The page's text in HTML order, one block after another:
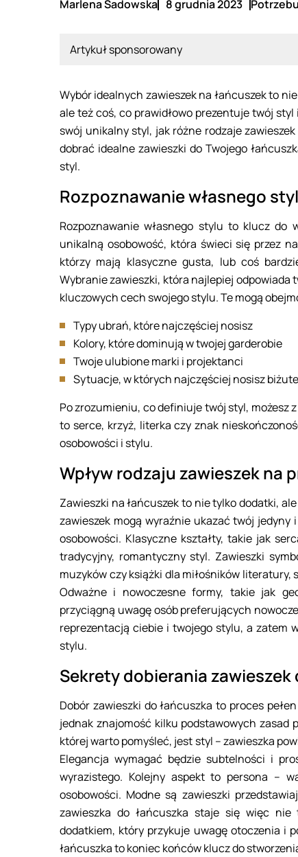
Marlena Sadowska 8 grudnia 2023
Artykuł sponsorowany
Wybór idealnych zawieszek na łańcuszek to
ale też coś, co prawidłowo prezentuje twój
swój unikalny styl, jak różne rodzaje
dobrać idealne zawieszki do Twojego
styl.
Rozpoznawanie własnego
Rozpoznawanie własnego stylu to klucz do
unikalną osobowość, która świeci się przez
którzy mają klasyczne gusta, lub coś
Wybranie zawieszki, która najlepiej odpowiada
kluczowych cech swojego stylu. Te mogą
Typy ubrań, które najczęściej nosisz
Kolory, które dominują w twojej garderobie
Twoje ulubione marki i projektanci
Sytuacje, w których najczęściej nosisz
Po zrozumieniu, co definiuje twój styl, możesz
to serce, krzyż, literka czy znak
osobowości i stylu.
Wpływ rodzaju zawieszek na
Zawieszki na łańcuszek to nie tylko dodatki,
zawieszek mogą wyraźnie ukazać twój
osobowości. Klasyczne kształty, takie jak
tradycyjny, romantyczny styl. Zawieszki
muzyków czy książki dla miłośników literatury,
Odważne i nowoczesne formy, takie jak
przyciągną uwagę osób preferujących
reprezentacją ciebie i twojego stylu, a zatem
stylu.
Sekrety dobierania zawieszek
Dobór zawieszki do łańcuszka to proces
jednak znajomość kilku podstawowych zasad
której warto pomyśleć, jest styl – zawieszka
Elegancja wymagać będzie subtelności i
wyrazistego. Kolejny aspekt to persona –
osobowości. Modne są zawieszki
zawieszka do łańcuszka staje się więc
dodatkiem, który przykuje uwagę otoczenia i
łańcuszka to koniec końców klucz do